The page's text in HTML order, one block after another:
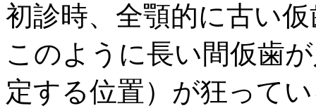
初診時、全顎的に古い
このように長い間仮歯
定する位置）が狂って